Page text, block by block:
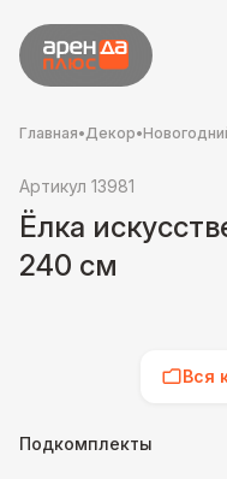
Главная•Декор•
Артикул 13981
Ёлка
240 см
Вся
Подкомплекты